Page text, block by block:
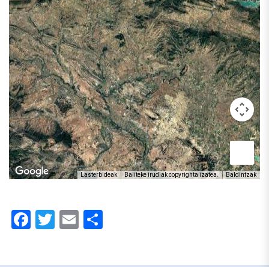
Lasterbideak Baliteke irudiak copyrighta izatea. Baldintzak
Facebook
Twitter
Email